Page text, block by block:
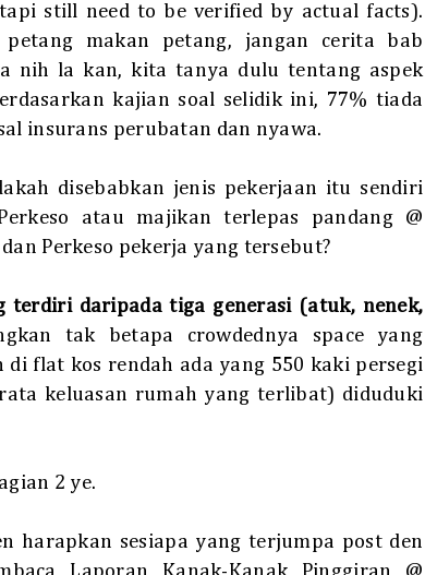
still need to be verified by actual facts).
makan petang, jangan cerita bab
nih la kan, kita tanya dulu tentang aspek
kajian soal selidik ini, 77% tiada
insurans perubatan dan nyawa.
disebabkan jenis pekerjaan itu sendiri
atau majikan terlepas pandang @
Perkeso pekerja yang tersebut?
terdiri daripada tiga generasi (atuk, nenek,
tak betapa crowdednya space yang
flat kos rendah ada yang 550 kaki persegi
keluasan rumah yang terlibat) diduduki
2 ye.
harapkan sesiapa yang terjumpa post den